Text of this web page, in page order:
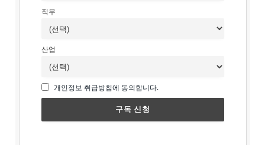
직무
산업
개인정보 취급방침에 동의합니다.